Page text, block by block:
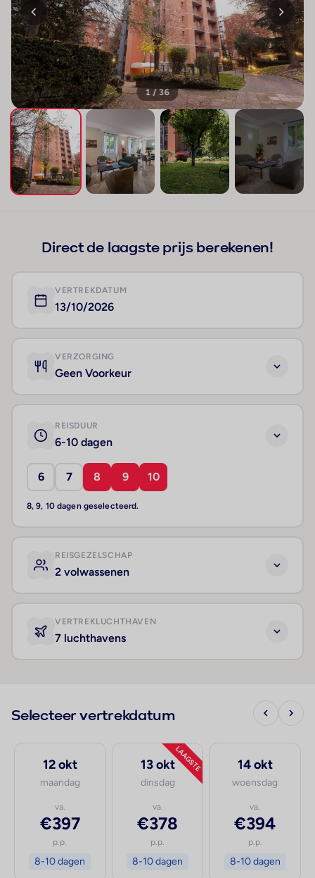
1 / 36
Direct de laagste prijs berekenen!
VERTREKDATUM
13/10/2026
VERZORGING
Geen Voorkeur
REISDUUR
6-10 dagen
6 7 8 9 10
8, 9, 10 dagen geselecteerd.
REISGEZELSCHAP
2 volwassenen
VERTREKLUCHTHAVEN
7 luchthavens
Selecteer vertrekdatum
12 okt
maandag
va.
€397
p.p.
8-10 dagen
LAAGSTE
13 okt
dinsdag
va.
€378
p.p.
8-10 dagen
14 okt
woensdag
va.
€394
p.p.
8-10 dagen